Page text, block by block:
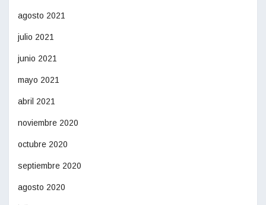
agosto 2021
julio 2021
junio 2021
mayo 2021
abril 2021
noviembre 2020
octubre 2020
septiembre 2020
agosto 2020